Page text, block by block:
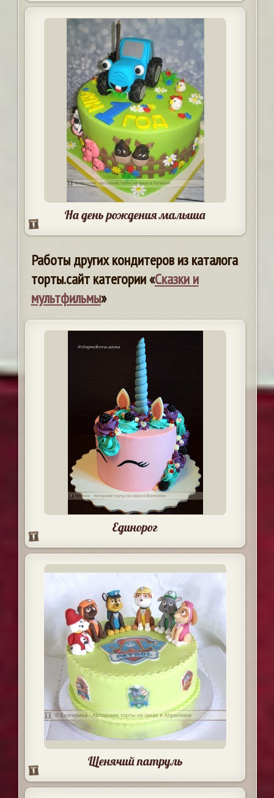
На день рождения малыша
Работы других кондитеров из каталога
торты.сайт категории «Сказки и
мультфильмы»
Единорог
Щенячий патруль